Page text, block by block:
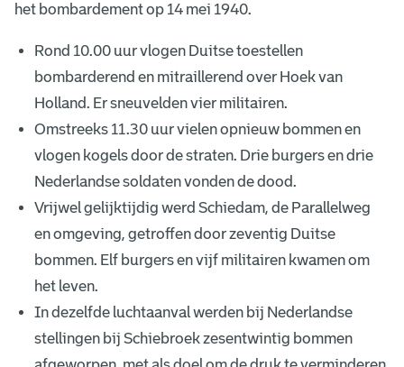
het bombardement op 14 mei 1940.
Rond 10.00 uur vlogen Duitse toestellen
bombarderend en mitraillerend over Hoek van
Holland. Er sneuvelden vier militairen.
Omstreeks 11.30 uur vielen opnieuw bommen en
vlogen kogels door de straten. Drie burgers en drie
Nederlandse soldaten vonden de dood.
Vrijwel gelijktijdig werd Schiedam, de Parallelweg
en omgeving, getroffen door zeventig Duitse
bommen. Elf burgers en vijf militairen kwamen om
het leven.
In dezelfde luchtaanval werden bij Nederlandse
stellingen bij Schiebroek zesentwintig bommen